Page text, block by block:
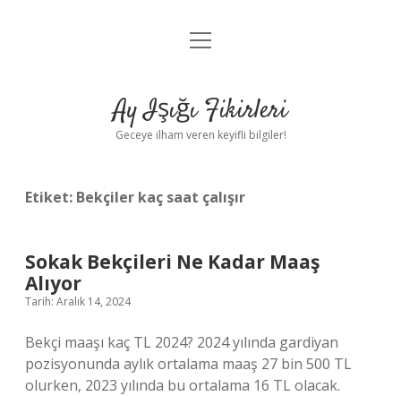
Anasayfa
Yasal Uyarı
menüyü
Ay Işığı Fikirleri
Geceye ilham veren keyifli bilgiler!
Etiket: Bekçiler kaç saat çalışır
Sokak Bekçileri Ne Kadar Maaş
Alıyor
Tarih: Aralık 14, 2024
Bekçi maaşı kaç TL 2024? 2024 yılında gardiyan
pozisyonunda aylık ortalama maaş 27 bin 500 TL
olurken, 2023 yılında bu ortalama 16 TL olacak.